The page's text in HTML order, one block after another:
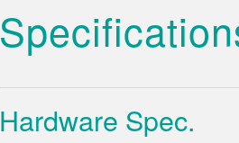
Hardware Spec.